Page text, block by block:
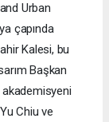
Urban
çapında
Kalesi, bu
Başkan
akademisyeni
Chiu ve